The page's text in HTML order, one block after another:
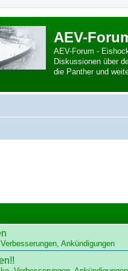
AEV-
AEV-Forum -
Diskussionen über
die Panther und
Ankündigungen